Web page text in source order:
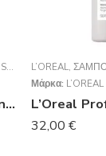
STYLING ,VOLUME,
Moroccanoil Oil Treatment (για όλους τους τύπους μαλλιών) 100ml
L’ORÉAL,
Μάρκα: L’ORÉAL
32,00 €